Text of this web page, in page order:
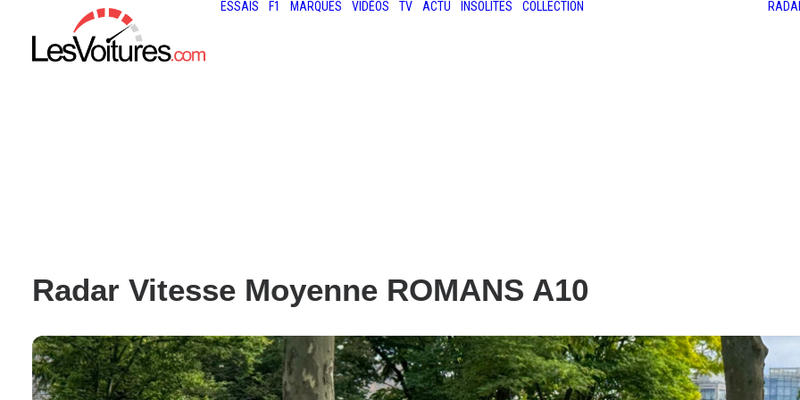
ESSAIS F1 MARQUES VIDÉOS TV ACTU INSOLITES COLLECTION
Radar Vitesse Moyenne ROMANS A10